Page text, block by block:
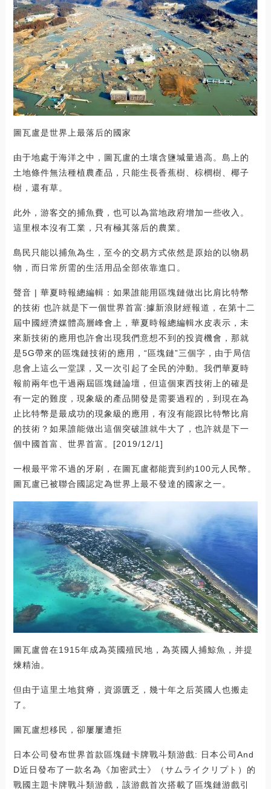
圖瓦盧是世界上最落后的國家
由于地處于海洋之中，圖瓦盧的土壤含鹽堿量過高。島上的
土地條件無法種植農產品，只能生長香蕉樹、棕櫚樹、椰子
樹，還有草。
此外，游客交的捕魚費，也可以為當地政府增加一些收入。
這里根本沒有工業，只有極其落后的農業。
島民只能以捕魚為生，至今的交易方式依然是原始的以物易
物，而日常所需的生活用品全部依靠進口。
聲音 | 華夏時報總編輯：如果誰能用區塊鏈做出比肩比特幣
的技術 也許就是下一個世界首富:據新浪財經報道，在第十二
屆中國經濟媒體高層峰會上，華夏時報總編輯水皮表示，未
來新技術的應用也許會出現我們意想不到的投資機會，那就
是5G帶來的區塊鏈技術的應用，“區塊鏈”三個字，由于局信
息會上這么一堂課，又一次引起了全民的沖動。我們華夏時
報前兩年也干過兩屆區塊鏈論壇，但這個東西技術上的確是
有一定的難度，現象級的產品開發是需要過程的，到現在為
止比特幣是最成功的現象級的應用，有沒有能跟比特幣比肩
的技術？如果誰能做出這個突破誰就牛大了，也許就是下一
個中國首富、世界首富。[2019/12/1]
一根最平常不過的牙刷，在圖瓦盧都能賣到約100元人民幣。
圖瓦盧已被聯合國認定為世界上最不發達的國家之一。
圖瓦盧曾在1915年成為英國殖民地，為英國人捕鯨魚，并提
煉精油。
但由于這里土地貧瘠，資源匱乏，幾十年之后英國人也搬走
了。
圖瓦盧想移民，卻屢屢遭拒
日本公司發布世界首款區塊鏈卡牌戰斗類游戲: 日本公司And
D近日發布了一款名為《加密武士》（サムライクリプト）的
戰國主題卡牌戰斗類游戲，該游戲首次搭載了區塊鏈游戲引